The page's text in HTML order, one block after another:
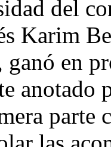
del
Karim
ganó en
anotado
parte